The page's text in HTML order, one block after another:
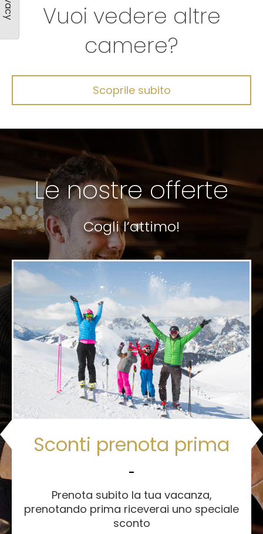
Vuoi vedere altre
camere?
Scoprile subito
Le nostre offerte
Cogli l’attimo!
Sconti prenota prima
-
Prenota subito la tua vacanza,
prenotando prima riceverai uno speciale
sconto